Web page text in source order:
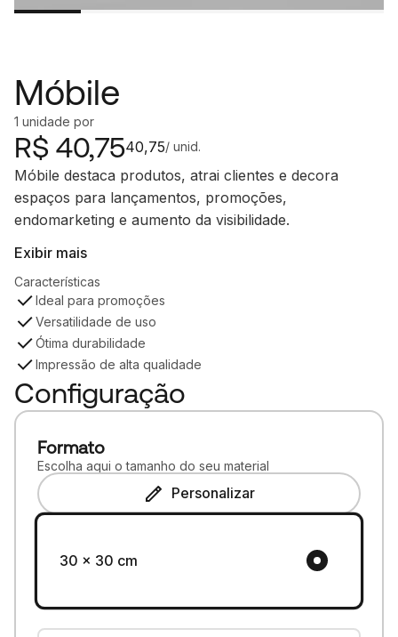
Móbile
1 unidade por
R$ 40,75 / unid.
40,75
Móbile destaca produtos, atrai clientes e decora
espaços para lançamentos, promoções,
endomarketing e aumento da visibilidade.
Exibir mais
Características
Ideal para promoções
Versatilidade de uso
Ótima durabilidade
Impressão de alta qualidade
Configuração
Formato
Escolha aqui o tamanho do seu material
Personalizar
30 x 30 cm